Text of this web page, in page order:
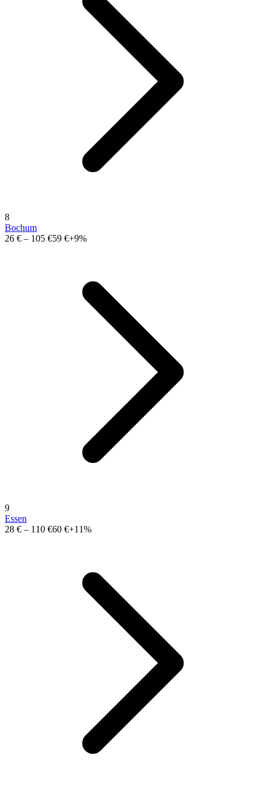
8
Bochum
26 € – 105 €59 €+9%
9
Essen
28 € – 110 €60 €+11%